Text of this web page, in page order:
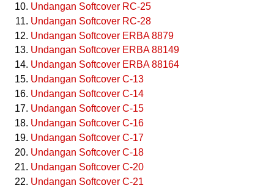
Undangan Softcover RC-25
Undangan Softcover RC-28
Undangan Softcover ERBA 8879
Undangan Softcover ERBA 88149
Undangan Softcover ERBA 88164
Undangan Softcover C-13
Undangan Softcover C-14
Undangan Softcover C-15
Undangan Softcover C-16
Undangan Softcover C-17
Undangan Softcover C-18
Undangan Softcover C-20
Undangan Softcover C-21